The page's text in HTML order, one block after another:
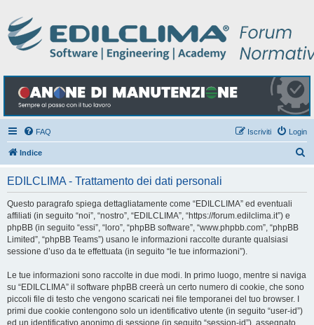
FAQ Login
Iscriviti
Indice
EDILCLIMA - Trattamento dei dati personali
Questo paragrafo spiega dettagliatamente come “EDILCLIMA” ed eventuali
affiliati (in seguito “noi”, “nostro”, “EDILCLIMA”, “https://forum.edilclima.it”) e
phpBB (in seguito “essi”, “loro”, “phpBB software”, “www.phpbb.com”, “phpBB
Limited”, “phpBB Teams”) usano le informazioni raccolte durante qualsiasi
sessione d’uso da te effettuata (in seguito “le tue informazioni”).
Le tue informazioni sono raccolte in due modi. In primo luogo, mentre si naviga
su “EDILCLIMA” il software phpBB creerà un certo numero di cookie, che sono
piccoli file di testo che vengono scaricati nei file temporanei del tuo browser. I
primi due cookie contengono solo un identificativo utente (in seguito “user-id”)
ed un identificativo anonimo di sessione (in seguito “session-id”), assegnato